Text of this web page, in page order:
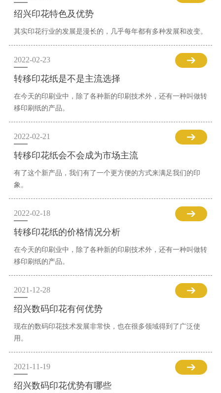
绍兴印花特色及优势
其实印花行业的发展是漫长的，几乎每年都有多种发展和改变。
2022-02-23
转移印花纸是不是主流选择
在今天的印刷业中，除了各种新的印刷技术外，还有一种叫做转
移印刷纸的产品。
2022-02-21
转移印花纸会不会成为市场主流
有了这个新产品，我们有了一个更方便的方式来满足我们的印
象。
2022-02-18
转移印花纸的价格情况分析
在今天的印刷业中，除了各种新的印刷技术外，还有一种叫做转
移印刷纸的产品。
2021-12-28
绍兴数码印花有何优势
现在的数码印花技术发展非常快，也在很多领域得到了广泛使
用。
2021-11-19
绍兴数码印花优势有哪些